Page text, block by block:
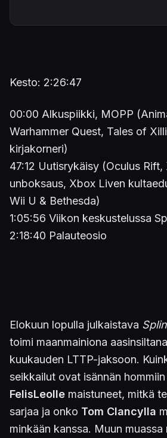
Kesto: 2:26:47
00:00 Alkuspiikki, MOPP
Warhammer Quest, Tales of
kirjakorneri)
47:12 Uutisrykäisy (Oculus Rift,
unboksaus, Xbox Liven
Wii U & Bethesda)
1:05:56 Viikon keskustelussa
2:18:40 Palauteosio
Elokuun lopulla julkaistava
toimi maanmainiona
kuukauden LTTP-jaksoon.
seikkailut ovat isännän
FelisLeolle maistuneet, mitkä
sarjaa ja onko Tom Clancylla
minkään kanssa. Muun